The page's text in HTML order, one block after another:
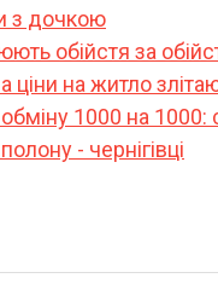
з дочкою
обійстя за
ціни на житло
1000 на 1000:
- чернігівці